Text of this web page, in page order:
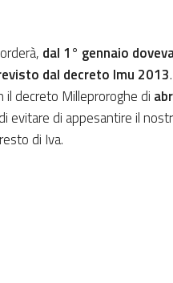
dal 1° gennaio
dal decreto Imu 2013
il decreto Milleproroghe di
evitare di appesantire il
di Iva.